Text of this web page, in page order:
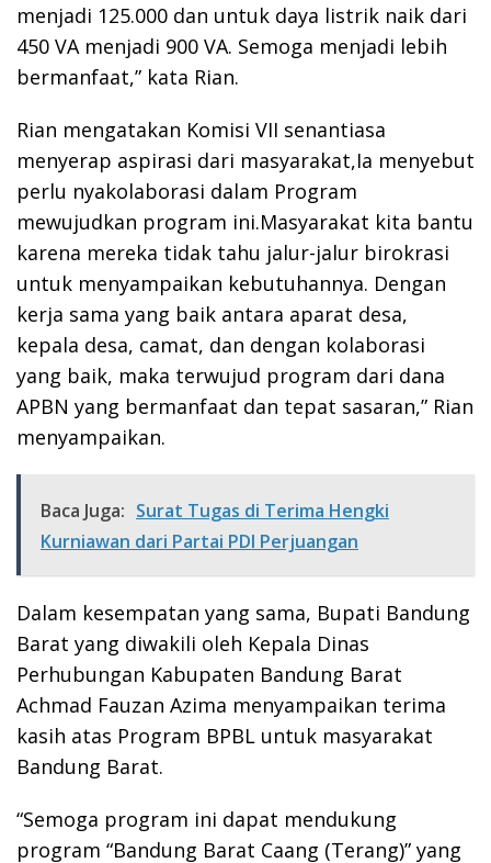
menjadi 125.000 dan untuk daya listrik naik dari
450 VA menjadi 900 VA. Semoga menjadi lebih
bermanfaat,” kata Rian.
Rian mengatakan Komisi VII senantiasa
menyerap aspirasi dari masyarakat,Ia menyebut
perlu nyakolaborasi dalam Program
mewujudkan program ini.Masyarakat kita bantu
karena mereka tidak tahu jalur-jalur birokrasi
untuk menyampaikan kebutuhannya. Dengan
kerja sama yang baik antara aparat desa,
kepala desa, camat, dan dengan kolaborasi
yang baik, maka terwujud program dari dana
APBN yang bermanfaat dan tepat sasaran,” Rian
menyampaikan.
Baca Juga: Surat Tugas di Terima Hengki
Kurniawan dari Partai PDI Perjuangan
Dalam kesempatan yang sama, Bupati Bandung
Barat yang diwakili oleh Kepala Dinas
Perhubungan Kabupaten Bandung Barat
Achmad Fauzan Azima menyampaikan terima
kasih atas Program BPBL untuk masyarakat
Bandung Barat.
“Semoga program ini dapat mendukung
program “Bandung Barat Caang (Terang)” yang